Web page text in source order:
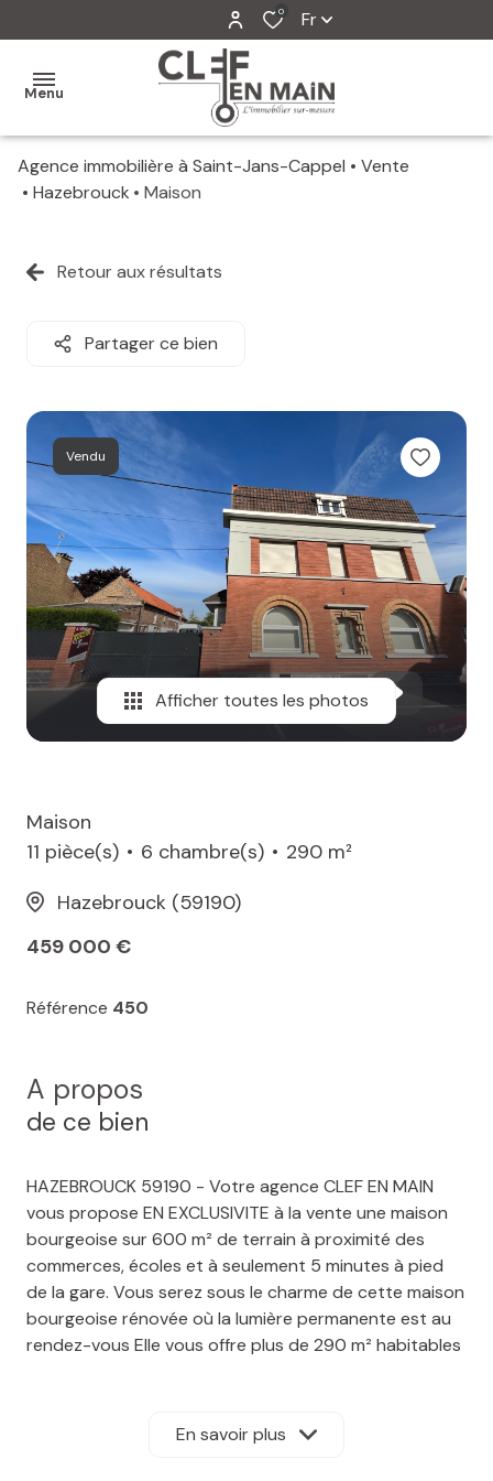
0 Fr
Menu
MON
MES
MES
ESTIMATION
ALERTE
MAIL
Agence immobilière à Saint-Jans-Cappel
Vente
Hazebrouck
Maison
Retour aux résultats
Partager ce bien
Vendu
Afficher toutes les photos
Maison
11 pièce(s)
6 chambre(s)
290 m²
Hazebrouck (59190)
459 000 €
Référence 450
A propos
de ce bien
HAZEBROUCK 59190 - Votre agence CLEF EN MAIN
vous propose EN EXCLUSIVITE à la vente une maison
bourgeoise sur 600 m² de terrain à proximité des
commerces, écoles et à seulement 5 minutes à pied
de la gare. Vous serez sous le charme de cette maison
bourgeoise rénovée où la lumière permanente est au
rendez-vous Elle vous offre plus de 290 m² habitables
manger, une cuisine équipée, un WC, et une jolie pièce
à vivre donnant sur jardin. Au premier étage : TROIS
En savoir plus